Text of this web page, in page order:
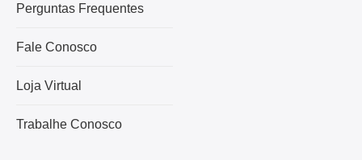
Perguntas Frequentes
Fale Conosco
Loja Virtual
Trabalhe Conosco